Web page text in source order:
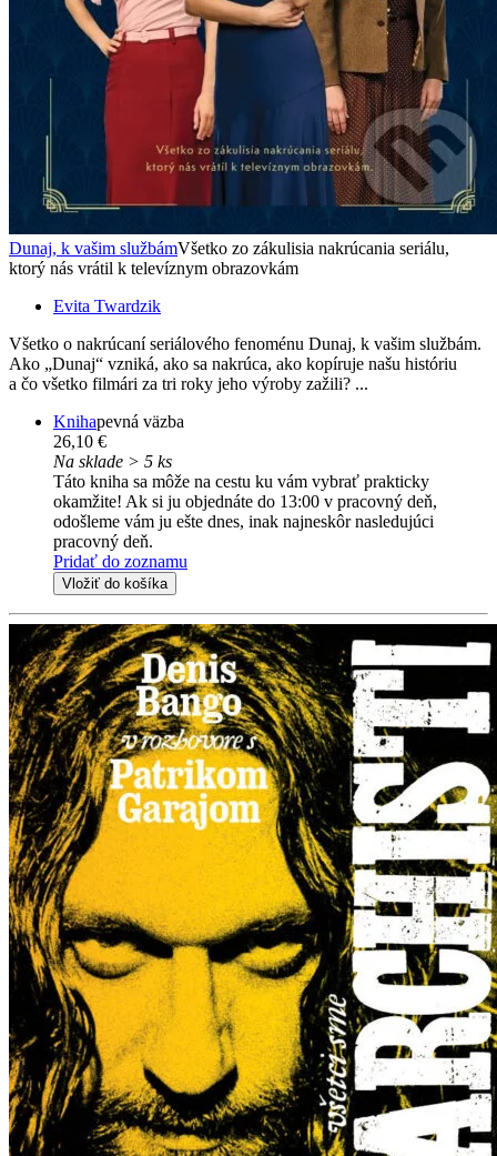
Dunaj, k vašim službámVšetko zo zákulisia nakrúcania seriálu,
ktorý nás vrátil k televíznym obrazovkám
Evita Twardzik
Všetko o nakrúcaní seriálového fenoménu Dunaj, k vašim službám.
Ako „Dunaj“ vzniká, ako sa nakrúca, ako kopíruje našu históriu
a čo všetko filmári za tri roky jeho výroby zažili? ...
Knihapevná väzba
26,10 €
Na sklade > 5 ks
Táto kniha sa môže na cestu ku vám vybrať prakticky
okamžite! Ak si ju objednáte do 13:00 v pracovný deň,
odošleme vám ju ešte dnes, inak najneskôr nasledujúci
pracovný deň.
Pridať do zoznamu
Vložiť do košíka